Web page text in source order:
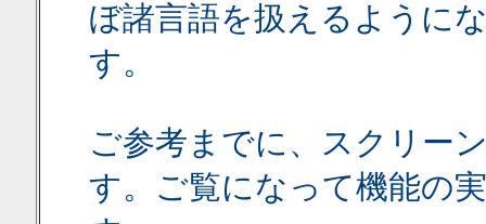
ぼ諸言語を扱えるように
す。
ご参考までに、スクリー
す。ご覧になって機能の